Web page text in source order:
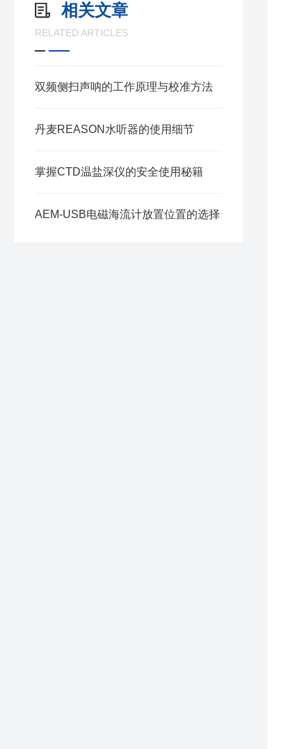
相关文章
RELATED ARTICLES
双频侧扫声呐的工作原理与校准方法
丹麦REASON水听器的使用细节
掌握CTD温盐深仪的安全使用秘籍
AEM-USB电磁海流计放置位置的选择